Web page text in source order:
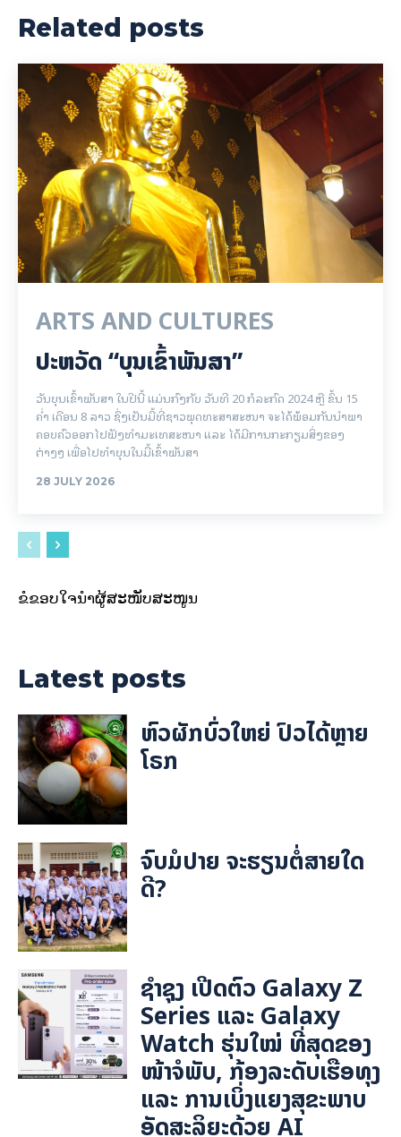
Related posts
ARTS AND CULTURES
ປະຫວັດ “ບຸນເຂົ້າພັນສາ”
ວັນບຸນເຂົ້າພັນສາ ໃນປີນີ້ ແມ່ນກົງກັບ ວັນທີ 20 ກໍລະກົດ 2024 ຫຼື ຂຶ້ນ 15
ຄໍ່າ ເດືອນ 8 ລາວ ຊຶ່ງເປັນມື້ທີ່ຊາວພຸດທະສາສະໜາ ຈະໄດ້ພ້ອມກັນນຳພາ
ຄອບຄົວອອກໄປຟັງທຳມະເທສະໜາ ແລະ ໄດ້ມີການກະກຽມສິ່ງຂອງ
ຕ່າງໆ ເພື່ອໄປທຳບຸນໃນມື້ເຂົ້າພັນສາ
28 JULY 2026
ຂໍຂອບໃຈນຳຜູ້ສະໜັບສະໜູນ
Latest posts
ຫົວຜັກບົ່ວໃຫຍ່ ປົວໄດ້ຫຼາຍ
ໂຣກ
ຈົບມໍປາຍ ຈະຮຽນຕໍ່ສາຍໃດ
ດີ?
ຊຳຊຸງ ເປີດຕົວ Galaxy Z
Series ແລະ Galaxy
Watch ຮຸ່ນໃໝ່ ທີ່ສຸດຂອງ
ໜ້າຈໍພັບ, ກ້ອງລະດັບເຮືອທຸງ
ແລະ ການເບິ່ງແຍງສຸຂະພາບ
ອັດສະລິຍະດ້ວຍ AI